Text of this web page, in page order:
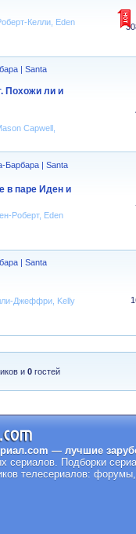
Келли Eden
| Santa
Похожи ли и
Capwell
Барбара | Santa
в паре Иден и
Роберт, Eden
| Santa
Джеффри Kelly
и0 гостей
— лучшие
сериалов. Подборки
телесериалов: